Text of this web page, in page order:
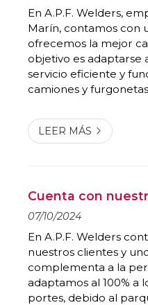
En A.P.F. Welders,
Marín, contamos con
ofrecemos la mejor
objetivo es adaptarse
servicio eficiente y
camiones y
trabajo de carga o
LEER MÁS
Cuenta con
07/10/2024
En A.P.F. Welders
nuestros clientes y
complementa a la
adaptamos al 100% a
portes, debido al